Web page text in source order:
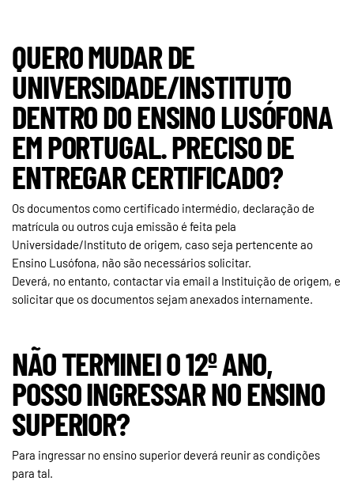
QUERO MUDAR DE
UNIVERSIDADE/INSTITUTO
DENTRO DO ENSINO LUSÓFONA
EM PORTUGAL. PRECISO DE
ENTREGAR CERTIFICADO?
Os documentos como certificado intermédio, declaração de
matrícula ou outros cuja emissão é feita pela
Universidade/Instituto de origem, caso seja pertencente ao
Ensino Lusófona, não são necessários solicitar.
Deverá, no entanto, contactar via email a Instituição de origem, e
solicitar que os documentos sejam anexados internamente.
NÃO TERMINEI O 12º ANO,
POSSO INGRESSAR NO ENSINO
SUPERIOR?
Para ingressar no ensino superior deverá reunir as condições
para tal.